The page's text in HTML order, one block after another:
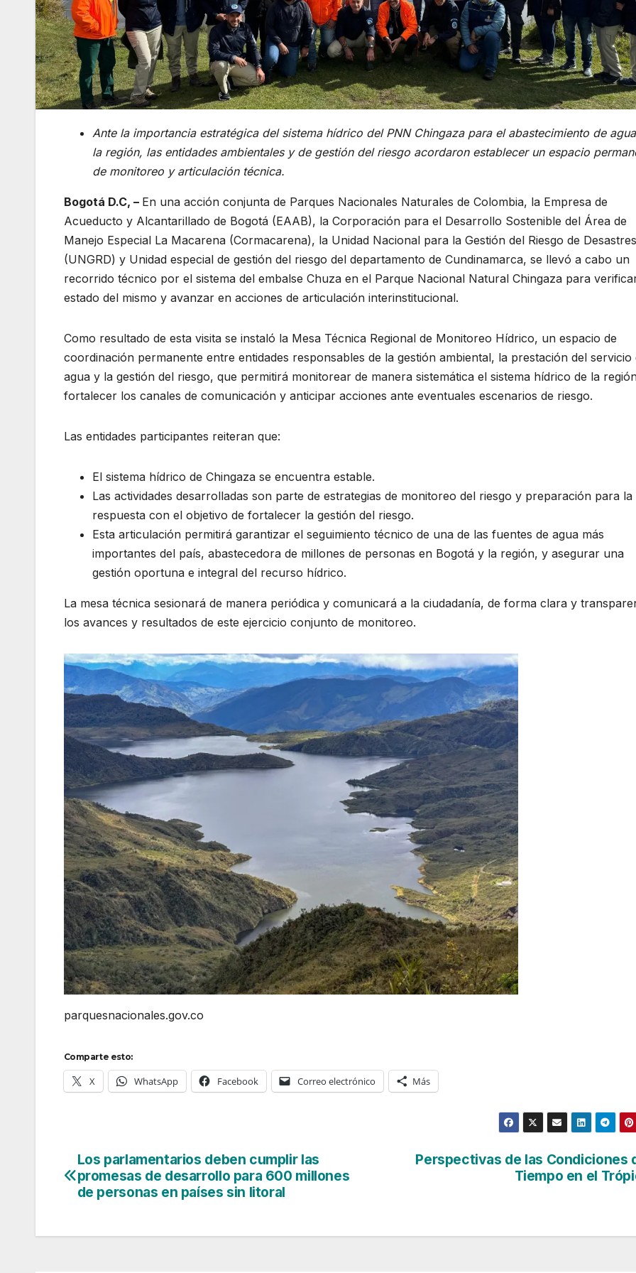
Ante la importancia estratégica del sistema hídrico del PNN Chingaza para el abastecimiento de
la región, las entidades ambientales y de gestión del riesgo acordaron establecer un espacio
de monitoreo y articulación técnica.
Bogotá D.C, – En una acción conjunta de Parques Nacionales Naturales de Colombia, la Empresa de
Acueducto y Alcantarillado de Bogotá (EAAB), la Corporación para el Desarrollo Sostenible del Área de
Manejo Especial La Macarena (Cormacarena), la Unidad Nacional para la Gestión del Riesgo de Desastres
(UNGRD) y Unidad especial de gestión del riesgo del departamento de Cundinamarca, se llevó a cabo un
recorrido técnico por el sistema del embalse Chuza en el Parque Nacional Natural Chingaza para
estado del mismo y avanzar en acciones de articulación interinstitucional.
Como resultado de esta visita se instaló la Mesa Técnica Regional de Monitoreo Hídrico, un espacio de
coordinación permanente entre entidades responsables de la gestión ambiental, la prestación del servicio
agua y la gestión del riesgo, que permitirá monitorear de manera sistemática el sistema hídrico de la
fortalecer los canales de comunicación y anticipar acciones ante eventuales escenarios de riesgo.
Las entidades participantes reiteran que:
El sistema hídrico de Chingaza se encuentra estable.
Las actividades desarrolladas son parte de estrategias de monitoreo del riesgo y preparación para la
respuesta con el objetivo de fortalecer la gestión del riesgo.
Esta articulación permitirá garantizar el seguimiento técnico de una de las fuentes de agua más
importantes del país, abastecedora de millones de personas en Bogotá y la región, y asegurar una
gestión oportuna e integral del recurso hídrico.
La mesa técnica sesionará de manera periódica y comunicará a la ciudadanía, de forma clara y
los avances y resultados de este ejercicio conjunto de monitoreo.
parquesnacionales.gov.co
Comparte esto:
X WhatsApp Facebook Correo electrónico Más
Navegación
de
Perspectivas de las Condiciones
Tiempo en el
Los parlamentarios deben cumplir las
promesas de desarrollo para 600 millones
de personas en países sin litoral